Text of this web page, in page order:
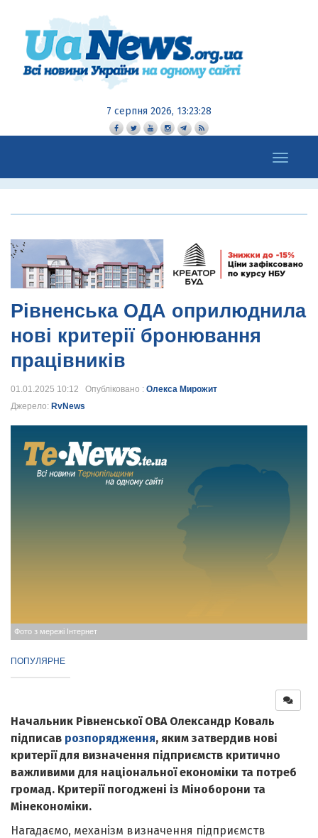
7 серпня 2026, 13:23:29
Toggle
navigation
Рівненська ОДА оприлюднила
нові критерії бронювання
працівників
01.01.2025 10:12 Опубліковано : Олекса Мирожит
Джерело: RvNews
Фото з мережі Інтернет
ПОПУЛЯРНЕ
Начальник Рівненської ОВА Олександр Коваль
підписав розпорядження, яким затвердив нові
критерії для визначення підприємств критично
важливими для національної економіки та потреб
громад. Критерії погоджені із Міноборони та
Мінекономіки.
Нагадаємо, механізм визначення підприємств